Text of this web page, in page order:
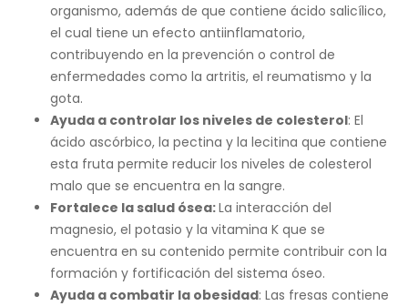
organismo, además de que contiene ácido salicílico,
el cual tiene un efecto antiinflamatorio,
contribuyendo en la prevención o control de
enfermedades como la artritis, el reumatismo y la
gota.
Ayuda a controlar los niveles de colesterol: El
ácido ascórbico, la pectina y la lecitina que contiene
esta fruta permite reducir los niveles de colesterol
malo que se encuentra en la sangre.
Fortalece la salud ósea:La interacción del
magnesio, el potasio y la vitamina K que se
encuentra en su contenido permite contribuir con la
formación y fortificación del sistema óseo.
Ayuda a combatir la obesidad: Las fresas contiene